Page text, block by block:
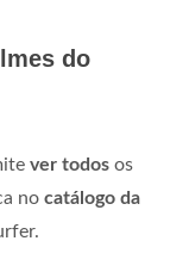
do
ver todos os
no catálogo da